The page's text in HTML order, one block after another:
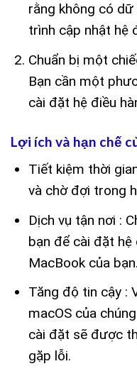
rằng không có
trình cập nhật hệ
Chuẩn bị một
Bạn cần một
cài đặt hệ điều
Lợi ích và hạn chế
Tiết kiệm thời
và chờ đợi trong
Dịch vụ tận nơi :
bạn để cài đặt hệ
MacBook của bạn.
Tăng độ tin cậy :
macOS của
cài đặt sẽ được
gặp lỗi.